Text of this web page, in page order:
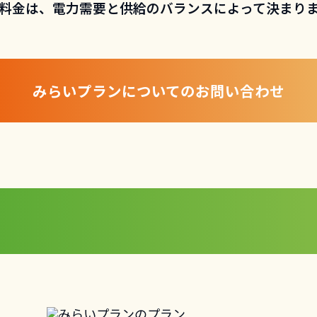
金は、電力需要と供給のバランスによって決まり
みらいプランについてのお問い合わせ